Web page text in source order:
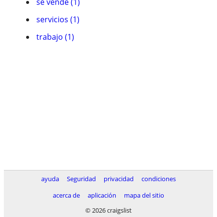
servicios (1)
trabajo (1)
ayuda Seguridad privacidad
condiciones
acerca de
aplicación
mapa del sitio
© 2026 craigslist